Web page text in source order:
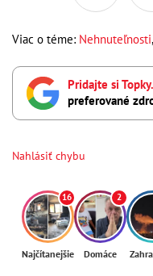
Viac o téme: Nehnuteľnosti,
Pridajte si
preferované
Nahlásiť chybu
16
Najčítanejšie
2
Domáce